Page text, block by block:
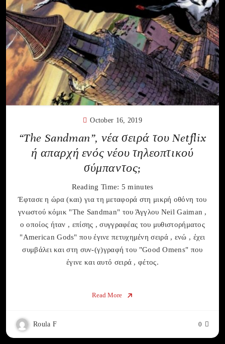
October 16, 2019
“The Sandman”, νέα σειρά του Netflix
ή απαρχή ενός νέου τηλεοπτικού
σύμπαντος;
Reading Time: 5 minutes
Έφτασε η ώρα (και) για τη μεταφορά στη μικρή οθόνη του
γνωστού κόμικ "The Sandman" του Άγγλου Neil Gaiman ,
ο οποίος ήταν , επίσης , συγγραφέας του μυθιστορήματος
"American Gods" που έγινε πετυχημένη σειρά , ενώ , έχει
συμβάλει και στη συν-(γ)γραφή του "Good Omens" που
έγινε και αυτό σειρά , φέτος.
Read More
Roula F 0